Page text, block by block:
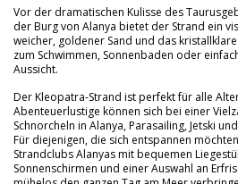
Vor der dramatischen Kulisse des
der Burg von Alanya bietet der Strand ein
weicher, goldener Sand und das
zum Schwimmen, Sonnenbaden oder
Aussicht.
Der Kleopatra-Strand ist perfekt für alle
Abenteuerlustige können sich bei einer
Schnorcheln in Alanya, Parasailing, Jetski
Für diejenigen, die sich entspannen
Strandclubs Alanyas mit bequemen
Sonnenschirmen und einer Auswahl an